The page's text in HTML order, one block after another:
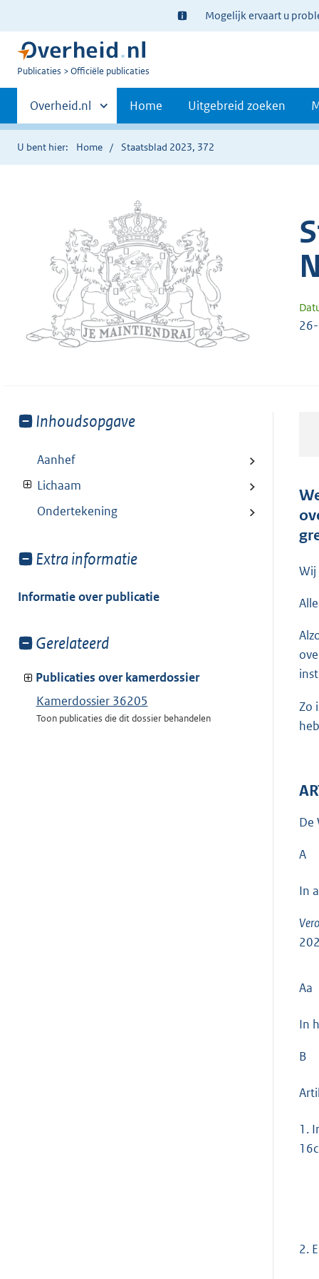
Ter
informatie:
Mogelijk ervaart u
U
Publicaties Officiële publicaties
Primaire
navigatie
Andere
sites
binnen
Overheid.nl Home Uitgebreid zoeken
U bent hier: Home Staatsblad 2023, 372
Toon
van:
Inhoudsopgave
Aanhef
Lichaam
Ondertekening
Toon
van:
Extra informatie
Informatie over publicatie
Toon
van:
Gerelateerd
Publicaties over kamerdossier
Kamerdossier 36205
Toon publicaties die dit dossier behandelen
Wij
Zo
De
A
In
Aa
In
B
1.
2.